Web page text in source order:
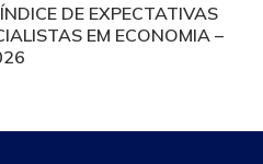
DE EXPECTATIVAS
EM ECONOMIA –